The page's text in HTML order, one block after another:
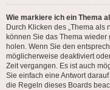
Wie markiere ich ein Thema
Durch Klicken des „Thema als
können Sie das Thema
holen. Wenn Sie den
möglicherweise deaktiviert
Zeit vergangen. Es ist auch
Sie einfach eine Antwort
die Regeln dieses Boards